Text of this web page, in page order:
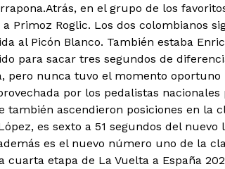
Atrás, en el grupo de los
Primoz Roglic. Los dos colombianos
al Picón Blanco. También estaba
para sacar tres segundos de
pero nunca tuvo el momento oportuno
por los pedalistas
también ascendieron posiciones en la
es sexto a 51 segundos del nuevo
es el nuevo número uno de la
cuarta etapa de La Vuelta a España